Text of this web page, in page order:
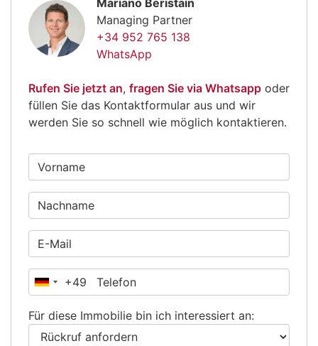
Managing Partner
+34 952 765 138
WhatsApp
Rufen Sie jetzt an, fragen Sie via Whatsapp oder
füllen Sie das Kontaktformular aus und wir
werden Sie so schnell wie möglich kontaktieren.
Deutschland
+49
Für diese Immobilie bin ich interessiert an: